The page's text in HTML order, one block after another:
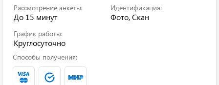
Рассмотрение анкеты:
До 15 минут
Идентификация:
Фото, Скан
График работы:
Круглосуточно
Способы получения: